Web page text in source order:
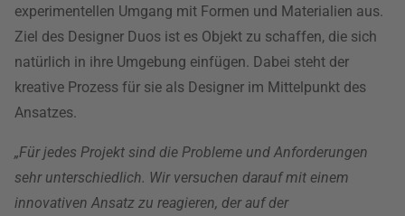
experimentellen Umgang mit Formen und Materialien aus.
Ziel des Designer Duos ist es Objekt zu schaffen, die sich
natürlich in ihre Umgebung einfügen. Dabei steht der
kreative Prozess für sie als Designer im Mittelpunkt des
Ansatzes.
„Für jedes Projekt sind die Probleme und Anforderungen
sehr unterschiedlich. Wir versuchen darauf mit einem
innovativen Ansatz zu reagieren, der auf der